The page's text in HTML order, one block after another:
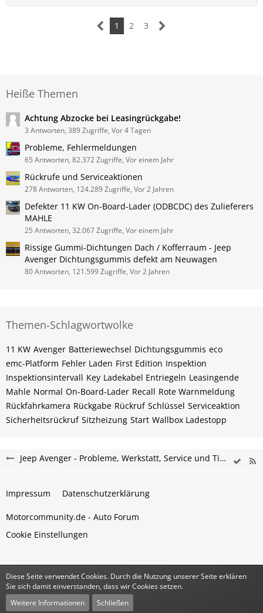
1 2 3
Heiße Themen
Achtung Abzocke bei Leasingrückgabe!
3 Antworten, 389 Zugriffe, Vor 4 Tagen
Probleme, Fehlermeldungen
65 Antworten, 82.372 Zugriffe, Vor einem Jahr
Rückrufe und Serviceaktionen
278 Antworten, 124.289 Zugriffe, Vor 2 Jahren
Defekter 11 KW On-Board-Lader (ODBCDC) des Zulieferers
MAHLE
25 Antworten, 32.067 Zugriffe, Vor einem Jahr
Rissige Gummi-Dichtungen Dach / Kofferraum - Jeep
Avenger Dichtungsgummis defekt am Neuwagen
80 Antworten, 121.599 Zugriffe, Vor 2 Jahren
Themen-Schlagwortwolke
11 KW Avenger Batteriewechsel Dichtungsgummis eco
emc-Platform Fehler Laden First Edition Inspektion
Inspektionsintervall Key Ladekabel Entriegeln Leasingende
Mahle Normal On-Board-Lader Recall Rote Warnmeldung
Rückfahrkamera Rückgabe Rückruf Schlüssel Serviceaktion
Sicherheitsrückruf Sitzheizung Start Wallbox Ladestopp
Jeep Avenger - Probleme, Werkstatt, Service und Tipps
Impressum Datenschutzerklärung
Motorcommunity.de - Auto Forum
Cookie Einstellungen
Community-Software:WoltLab Suite™
Stil:Classicvon
Diese Seite verwendet Cookies. Durch die Nutzung unserer Seite erklären
Sie sich damit einverstanden, dass wir Cookies setzen.
Weitere Informationen
Schließen